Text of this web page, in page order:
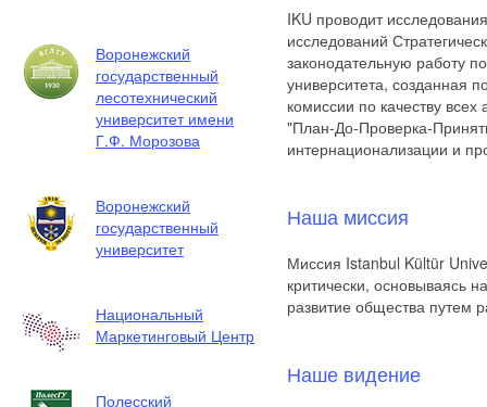
Воронежский
государственный
лесотехнический
университет имени
Г.Ф. Морозова
Воронежский
государственный
университет
Национальный
Маркетинговый Центр
Полесский
IKU проводит
исследований
законодательную работу
университета, созданная
комиссии по качеству
"План-До-Проверка-
интернационализации и
Наша миссия
Миссия Istanbul Kültür
критически, основываясь
развитие общества путем
Наше видение